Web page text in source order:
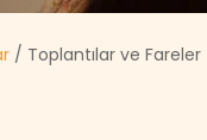
/ Toplantılar ve Fareler